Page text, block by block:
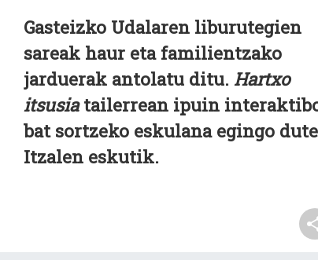
Gasteizko Udalaren liburutegien
sareak haur eta familientzako
jarduerak antolatu ditu. Hartxo
itsusiatailerrean ipuin
bat sortzeko eskulana egingo
Itzalen eskutik.